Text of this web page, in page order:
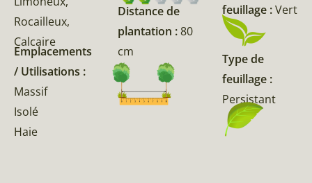
Rocailleux,
Calcaire
Emplacements
/ Utilisations :
Massif
Isolé
Haie
Distance de
plantation :80
cm
feuillage :Vert
Type de
feuillage :
Persistant